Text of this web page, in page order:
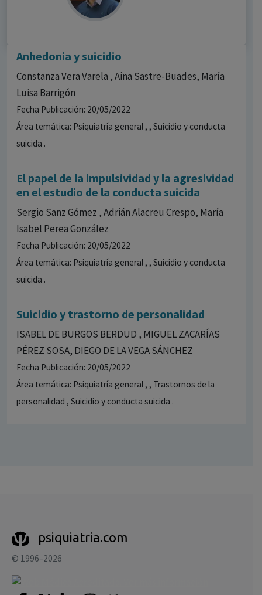
Anhedonia y suicidio
Constanza Vera Varela , Aina Sastre-Buades, María
Luisa Barrigón
Fecha Publicación: 20/05/2022
Área temática: Psiquiatría general , , Suicidio y conducta
suicida .
El papel de la impulsividad y la agresividad
en el estudio de la conducta suicida
Sergio Sanz Gómez , Adrián Alacreu Crespo, María
Isabel Perea González
Fecha Publicación: 20/05/2022
Área temática: Psiquiatría general , , Suicidio y conducta
suicida .
Suicidio y trastorno de personalidad
ISABEL DE BURGOS BERDUD , MIGUEL ZACARÍAS
PÉREZ SOSA, DIEGO DE LA VEGA SÁNCHEZ
Fecha Publicación: 20/05/2022
Área temática: Psiquiatría general , , Trastornos de la
personalidad , Suicidio y conducta suicida .
psiquiatria.com
© 1996–2026